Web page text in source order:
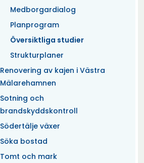
Medborgardialog
Planprogram
Översiktliga studier
Strukturplaner
Renovering av kajen i Västra
Mälarehamnen
Sotning och
brandskyddskontroll
Södertälje växer
Söka bostad
Tomt och mark